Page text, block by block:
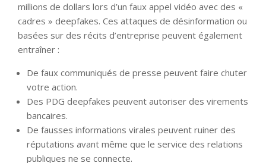
millions de dollars lors d’un faux appel vidéo avec des «
cadres » deepfakes. Ces attaques de désinformation ou
basées sur des récits d’entreprise peuvent également
entraîner :
De faux communiqués de presse peuvent faire chuter
votre action.
Des PDG deepfakes peuvent autoriser des virements
bancaires.
De fausses informations virales peuvent ruiner des
réputations avant même que le service des relations
publiques ne se connecte.